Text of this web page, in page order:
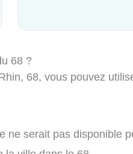
68 ?
68, vous pouvez
ne serait pas